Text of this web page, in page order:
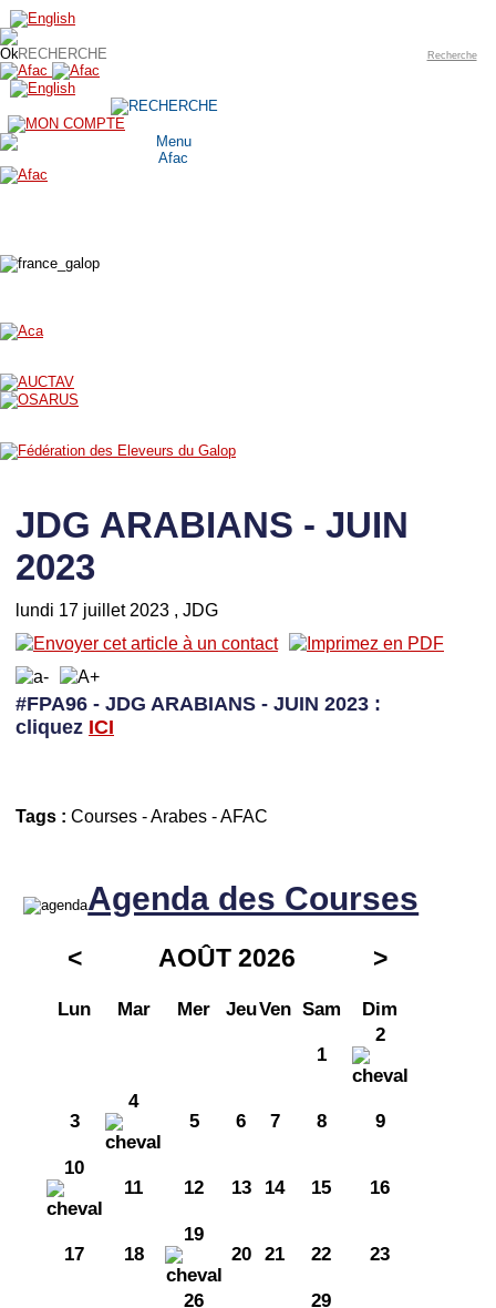
Recherche
JDG ARABIANS - JUIN
2023
lundi 17 juillet 2023 , JDG
#FPA96 - JDG ARABIANS - JUIN 2023 :
cliquez ICI
Tags : Courses -Arabes -AFAC
Agenda des Courses
< AOÛT 2026 >
Lun Mar Mer JeuVen Sam Dim
1
2
3
4
5
6 7 8 9
10
11
12 13 14 15 16
17 18
19
20
21 22 23
26
29